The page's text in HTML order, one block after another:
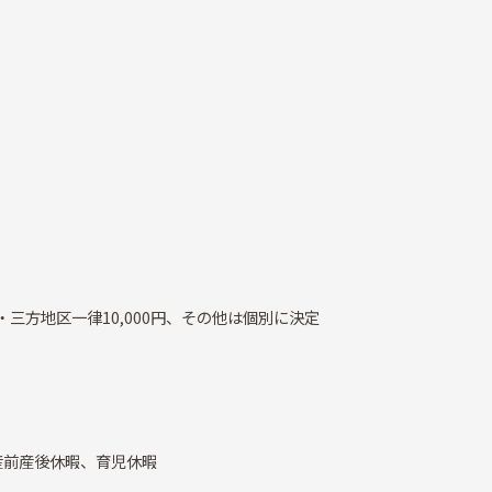
方地区一律10,000円、その他は個別に決定
産後休暇、育児休暇